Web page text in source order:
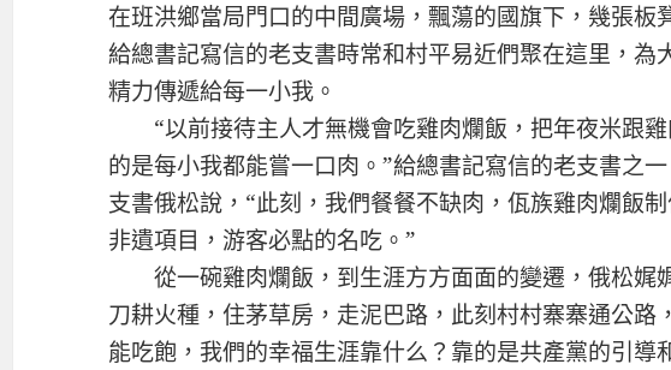
在班洪鄉當局門口的中間廣場，飄蕩的國旗下，幾張板
給總書記寫信的老支書時常和村平易近們聚在這里，為
精力傳遞給每一小我。
“以前接待主人才無機會吃雞肉爛飯，把年夜米跟雞
的是每小我都能嘗一口肉。”給總書記寫信的老支書之
支書俄松說，“此刻，我們餐餐不缺肉，佤族雞肉爛飯
非遺項目，游客必點的名吃。”
從一碗雞肉爛飯，到生涯方方面面的變遷，俄松娓
刀耕火種，住茅草房，走泥巴路，此刻村村寨寨通公路
能吃飽，我們的幸福生涯靠什么？靠的是共產黨的引導